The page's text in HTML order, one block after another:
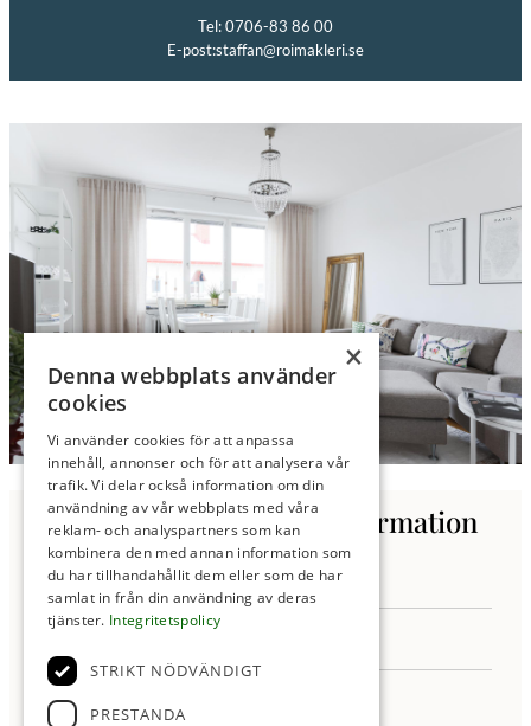
Tel: 0706-83 86 00
E-post:staffan@roimakleri.se
Kontakta oss för mer information
×
Denna webbplats använder
cookies
Vi använder cookies för att anpassa
innehåll, annonser och för att analysera vår
trafik. Vi delar också information om din
användning av vår webbplats med våra
reklam- och analyspartners som kan
kombinera den med annan information som
du har tillhandahållit dem eller som de har
samlat in från din användning av deras
tjänster. Integritetspolicy
STRIKT NÖDVÄNDIGT
PRESTANDA